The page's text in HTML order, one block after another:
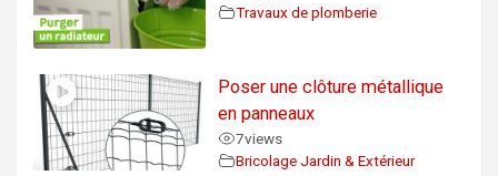
Travaux de plomberie
Poser une clôture métallique
en panneaux
7views
Bricolage Jardin & Extérieur